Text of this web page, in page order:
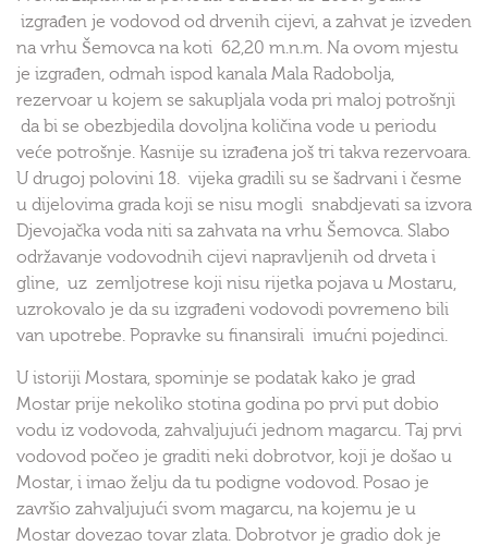
izgrađen je vodovod od drvenih cijevi, a zahvat je izveden
na vrhu Šemovca na koti 62,20 m.n.m. Na ovom mjestu
je izgrađen, odmah ispod kanala Mala Radobolja,
rezervoar u kojem se sakupljala voda pri maloj potrošnji
da bi se obezbjedila dovoljna količina vode u periodu
veće potrošnje. Kasnije su izrađena još tri takva rezervoara.
U drugoj polovini 18. vijeka gradili su se šadrvani i česme
u dijelovima grada koji se nisu mogli snabdjevati sa izvora
Djevojačka voda niti sa zahvata na vrhu Šemovca. Slabo
održavanje vodovodnih cijevi napravljenih od drveta i
gline, uz zemljotrese koji nisu rijetka pojava u Mostaru,
uzrokovalo je da su izgrađeni vodovodi povremeno bili
van upotrebe. Popravke su finansirali imućni pojedinci.
U istoriji Mostara, spominje se podatak kako je grad
Mostar prije nekoliko stotina godina po prvi put dobio
vodu iz vodovoda, zahvaljujući jednom magarcu. Taj prvi
vodovod počeo je graditi neki dobrotvor, koji je došao u
Mostar, i imao želju da tu podigne vodovod. Posao je
završio zahvaljujući svom magarcu, na kojemu je u
Mostar dovezao tovar zlata. Dobrotvor je gradio dok je